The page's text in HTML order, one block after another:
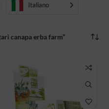
Italiano
canapa erba farm”